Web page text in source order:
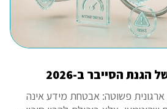
אמת ארגונית פשוטה: אבטחת מידע אינה